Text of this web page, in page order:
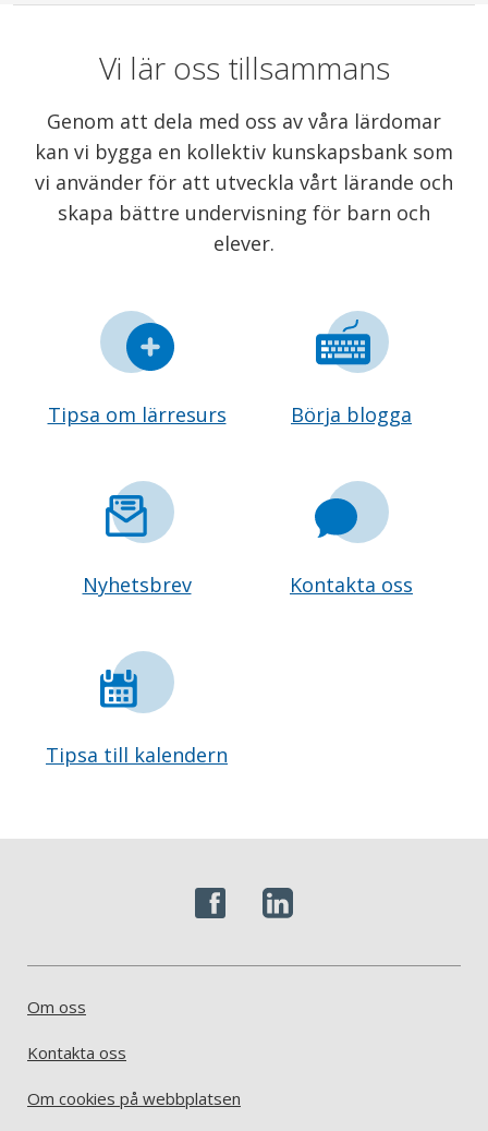
Vi lär oss tillsammans
Genom att dela med oss av våra lärdomar
kan vi bygga en kollektiv kunskapsbank som
vi använder för att utveckla vårt lärande och
skapa bättre undervisning för barn och
elever.
Tipsa om lärresurs Börja blogga
Nyhetsbrev Kontakta oss
Tipsa till kalendern
Om oss
Kontakta oss
Om cookies på webbplatsen